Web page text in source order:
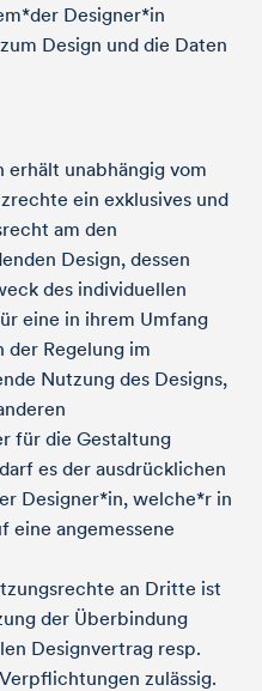
Designer*in
Design und die Daten
unabhängig vom
ein exklusives und
am den
Design, dessen
des individuellen
eine in ihrem Umfang
Regelung im
Nutzung des Designs,
für die Gestaltung
es der ausdrücklichen
Designer*in, welche*r in
eine angemessene
an Dritte ist
der Überbindung
Designvertrag resp.
zulässig.